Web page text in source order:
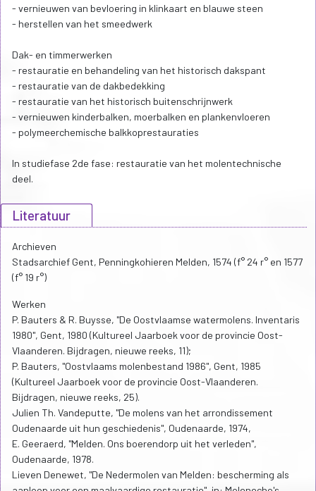
- vernieuwen van bevloering in klinkaart en blauwe steen
- herstellen van het smeedwerk
Dak- en timmerwerken
- restauratie en behandeling van het historisch dakspant
- restauratie van de dakbedekking
- restauratie van het historisch buitenschrijnwerk
- vernieuwen kinderbalken, moerbalken en plankenvloeren
- polymeerchemische balkkoprestauraties
In studiefase 2de fase: restauratie van het molentechnische
deel.
Literatuur
Archieven
Stadsarchief Gent, Penningkohieren Melden, 1574 (f° 24 r° en 1577
(f° 19 r°)
Werken
P. Bauters & R. Buysse, "De Oostvlaamse watermolens. Inventaris
1980", Gent, 1980 (Kultureel Jaarboek voor de provincie Oost-
Vlaanderen. Bijdragen, nieuwe reeks, 11);
P. Bauters, "Oostvlaams molenbestand 1986", Gent, 1985
(Kultureel Jaarboek voor de provincie Oost-Vlaanderen.
Bijdragen, nieuwe reeks, 25).
Julien Th. Vandeputte, "De molens van het arrondissement
Oudenaarde uit hun geschiedenis", Oudenaarde, 1974,
E. Geeraerd, "Melden. Ons boerendorp uit het verleden",
Oudenaarde, 1978.
Lieven Denewet, "De Nedermolen van Melden: bescherming als